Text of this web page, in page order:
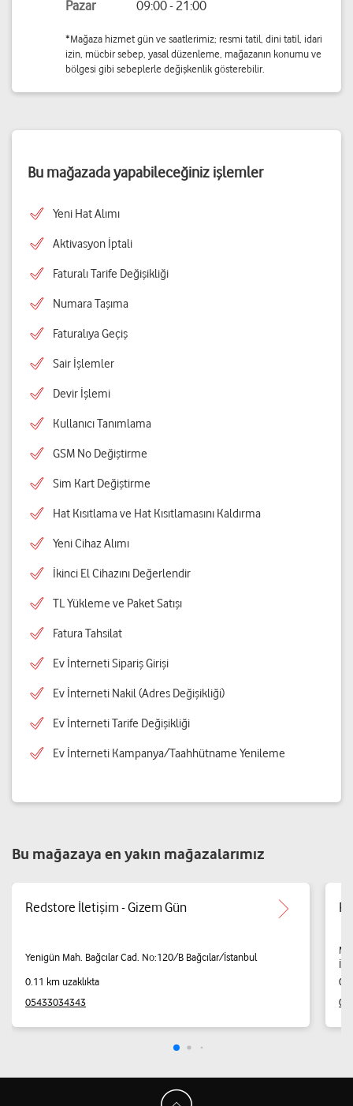
Pazar
09:00 - 21:00
*Mağaza hizmet gün ve saatlerimiz; resmi tatil, dini tatil, idari
izin, mücbir sebep, yasal düzenleme, mağazanın konumu ve
bölgesi gibi sebeplerle değişkenlik gösterebilir.
Bu mağazada yapabileceğiniz işlemler
Yeni Hat Alımı
Aktivasyon İptali
Faturalı Tarife Değişikliği
Numara Taşıma
Faturalıya Geçiş
Sair İşlemler
Devir İşlemi
Kullanıcı Tanımlama
GSM No Değiştirme
Sim Kart Değiştirme
Hat Kısıtlama ve Hat Kısıtlamasını Kaldırma
Yeni Cihaz Alımı
İkinci El Cihazını Değerlendir
TL Yükleme ve Paket Satışı
Fatura Tahsilat
Ev İnterneti Sipariş Girişi
Ev İnterneti Nakil (Adres Değişikliği)
Ev İnterneti Tarife Değişikliği
Ev İnterneti Kampanya/Taahhütname Yenileme
Bu mağazaya en yakın mağazalarımız
Redstore İletişim - Gizem Gün
Yenigün Mah. Bağcılar Cad. No:120/B Bağcılar/İstanbul
0.11 km uzaklıkta
05433034343